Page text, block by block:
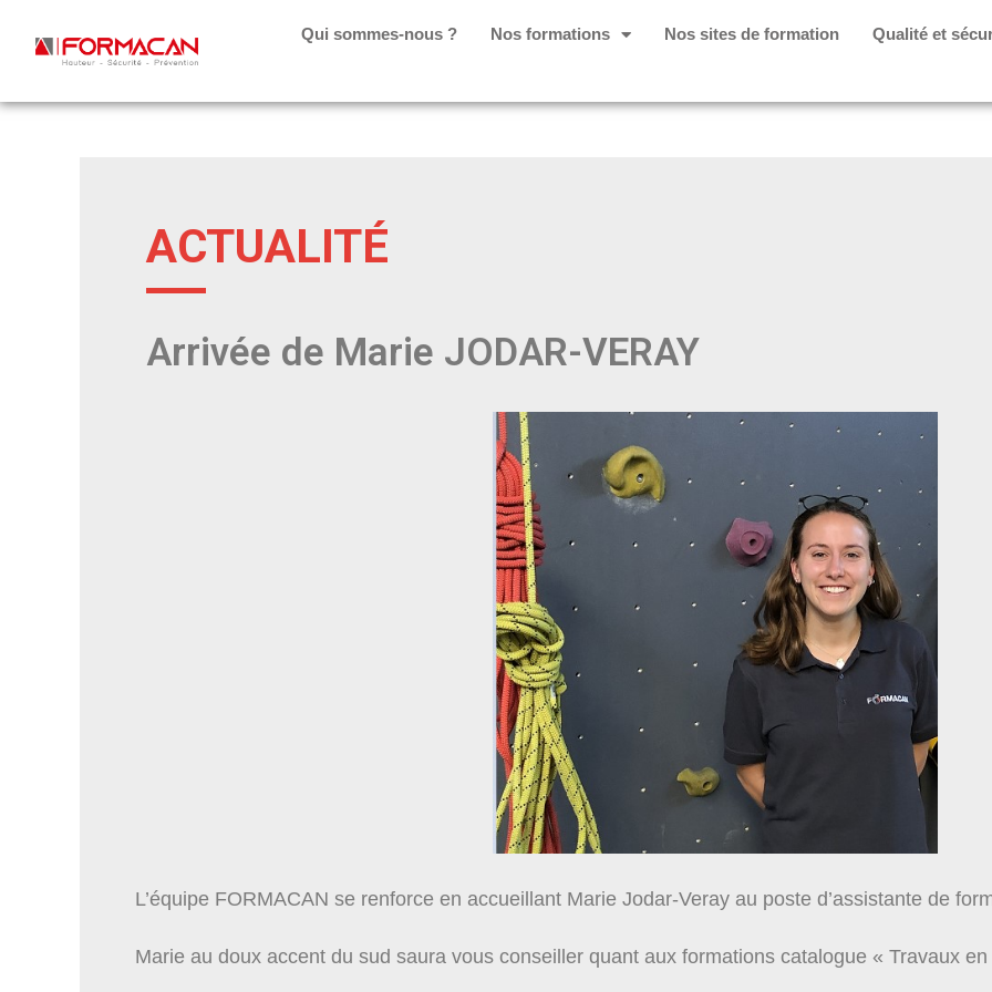
Qui sommes-nous ? Nos formations Nos sites de formation Qualité et
ACTUALITÉ
Arrivée de Marie JODAR-VERAY
L’équipe FORMACAN se renforce en accueillant Marie Jodar-Veray au poste d’assistante de
Marie au doux accent du sud saura vous conseiller quant aux formations catalogue « Travaux